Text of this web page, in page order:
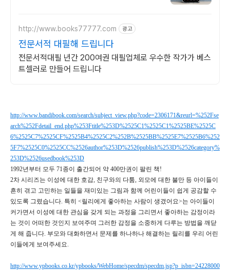
http://www.books77777.com 광고
전문서적 대필해 드립니다
전문서적대필 년간 200여권 대필업체로 우수한 작가가 베스
트셀러로 만들어 드립니다
http://www.bandibook.com/search/subject_view.php?code=2306171&reurl=%252Fse
arch%252Fdetail_end.php%253Ftitle%253D%2525C1%2525C1%2525BE%2525C
6%2525C7%2525CF%2525B4%2525C2%252B%2525BB%2525E7%2525B6%252
5F7%2525C0%2525CC%2526author%253D%2526publish%253D%2526category%
253D%2526usedbook%253D
1992년부터 모두 71종이 출간되어 약 400만권이 팔린 책!
2차 시리즈는 이성에 대한 호감, 친구와의 다툼, 외모에 대한 불만 등 아이들이
흔히 겪고 고민하는 일들을 재미있는 그림과 함께 어린이들이 쉽게 공감할 수
있도록 그렸습니다. 특히 <릴리에게 좋아하는 사람이 생겼어요>는 아이들이
커가면서 이성에 대한 관심을 갖게 되는 과정을 그리면서 좋아하는 감정이라
는 것이 어떠한 것인지 보여주며 그러한 감정을 소중하게 다루는 방법을 깨닫
게 해 줍니다. 부모와 대화하면서 문제를 하나하나 해결하는 릴리를 우리 어린
이들에게 보여주세요.
http://www.ypbooks.co.kr/ypbooks/WebHome/specdm/specdm.jsp?p_isbn=24228000